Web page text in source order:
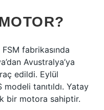
FSM fabrikasında
Avustralya’ya
edildi. Eylül
modeli tanıtıldı. Yatay
bir motora sahiptir.